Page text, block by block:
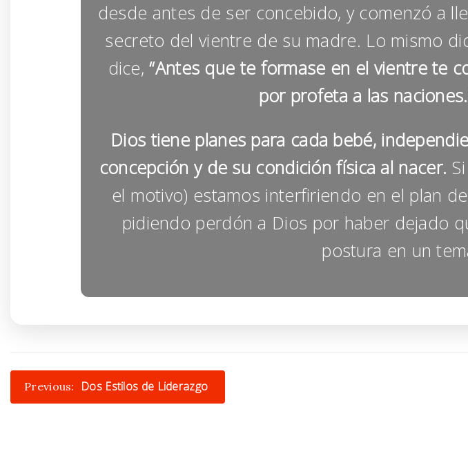
desde antes de ser concebido, y comenzó a
secreto del vientre de su madre. Lo mismo
dice,“Antes que te formase en el vientre te
por profeta a las
Dios tiene planes para cada bebé,
concepción y de su condición física al nacer.
el motivo) estamos interfiriendo en el plan
pidiendo perdón a Dios por haber dejado
postura en un
Post
navigation
Previous: Dos Estilos de Liderazgo